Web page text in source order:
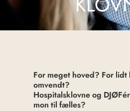
For meget hoved? For lidt
omvendt?
Hospitalsklovne og
mon til fælles?